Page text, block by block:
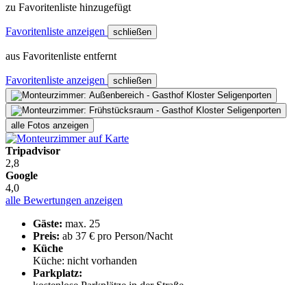
zu Favoritenliste hinzugefügt
Favoritenliste anzeigen schließen
aus Favoritenliste entfernt
Favoritenliste anzeigen schließen
alle Fotos anzeigen
Tripadvisor
2,8
Google
4,0
alle Bewertungen anzeigen
Gäste: max. 25
Preis: ab 37 € pro Person/Nacht
Küche
Küche: nicht vorhanden
Parkplatz: